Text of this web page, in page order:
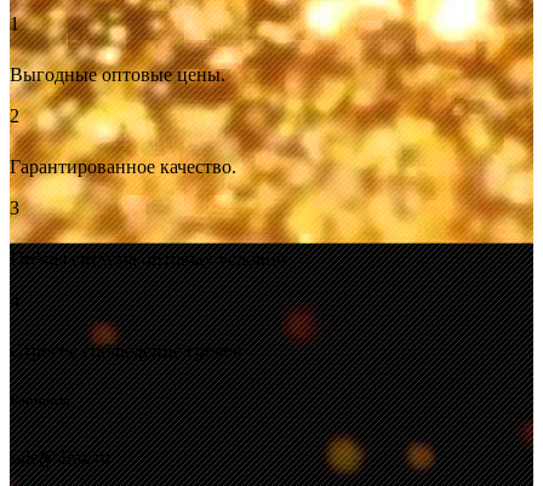
1
Выгодные оптовые цены.
2
Гарантированное качество.
3
Гибкая система оптовых условий.
4
Строгое соблюдение сроков
Контакты
sale@4mz.ru